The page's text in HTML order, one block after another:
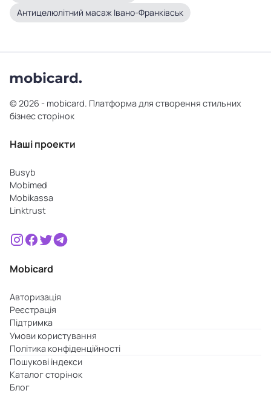
Антицелюлітний масаж Івано-Франківськ
© 2026 - mobicard. Платформа для створення стильних
бізнес сторінок
Наші проекти
Busyb
Mobimed
Mobikassa
Linktrust
Mobicard
Авторизація
Реєстрація
Підтримка
Умови користування
Політика конфіденційності
Пошукові індекси
Каталог сторінок
Блог